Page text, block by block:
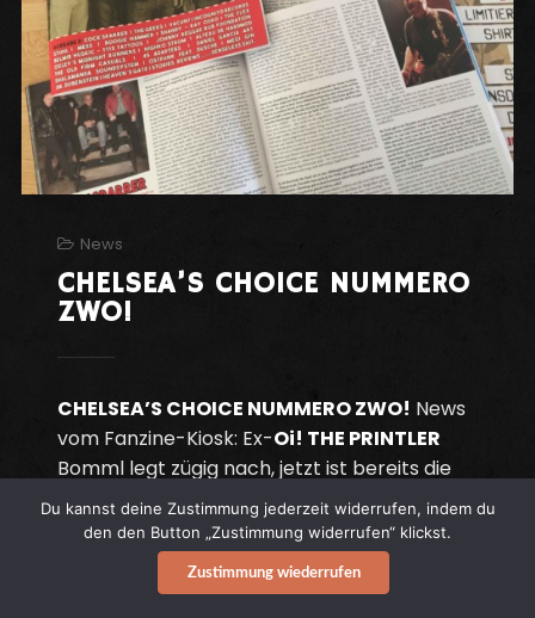
News
CHELSEA’S CHOICE NUMMERO
ZWO!
CHELSEA’S CHOICE NUMMERO ZWO! News
vom Fanzine-Kiosk: Ex-Oi! THE PRINTLER
Bomml legt zügig nach, jetzt ist bereits die
zweite Ausgabe des OTP
-Nachfolgers
erschienen.
Du kannst deine Zustimmung jederzeit widerrufen, indem du
den den Button „Zustimmung widerrufen“ klickst.
Zustimmung wiederrufen